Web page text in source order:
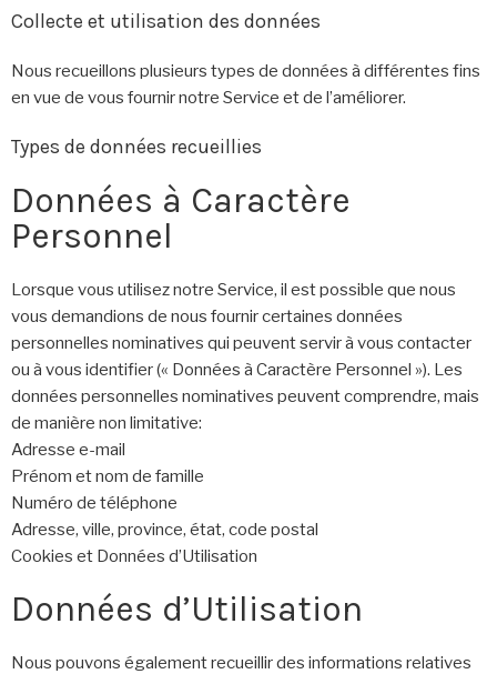
Collecte et utilisation des données
Nous recueillons plusieurs types de données à différentes fins
en vue de vous fournir notre Service et de l’améliorer.
Types de données recueillies
Données à Caractère
Personnel
Lorsque vous utilisez notre Service, il est possible que nous
vous demandions de nous fournir certaines données
personnelles nominatives qui peuvent servir à vous contacter
ou à vous identifier (« Données à Caractère Personnel »). Les
données personnelles nominatives peuvent comprendre, mais
de manière non limitative:
Adresse e-mail
Prénom et nom de famille
Numéro de téléphone
Adresse, ville, province, état, code postal
Cookies et Données d’Utilisation
Données d’Utilisation
Nous pouvons également recueillir des informations relatives